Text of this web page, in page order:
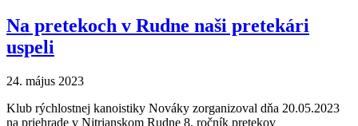
Na pretekoch v Rudne naši pretekári
uspeli
24. május 2023
Klub rýchlostnej kanoistiky Nováky zorganizoval dňa 20.05.2023
na priehrade v Nitrianskom Rudne 8. ročník pretekov